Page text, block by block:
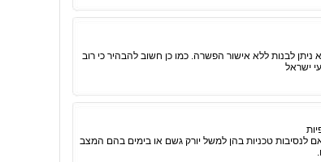
לבנות ללא אישור הפשרה. כמו כן חשוב להבהיר כי רוב
ישראל
לנסיבות טכניות בהן למשל יורק גשם או בימים בהם המצב